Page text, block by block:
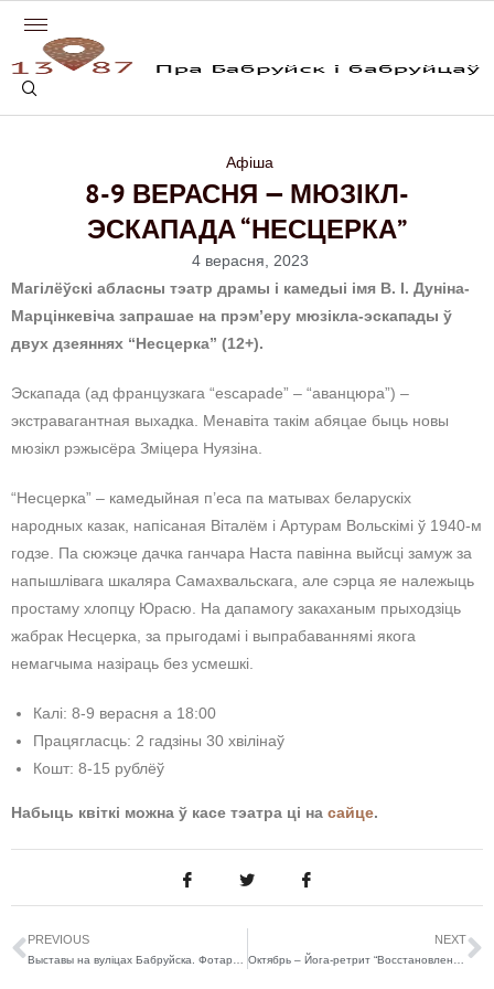
Афіша
8-9 ВЕРАСНЯ — МЮЗІКЛ-
ЭСКАПАДА “НЕСЦЕРКА”
4 верасня, 2023
Магілёўскі абласны тэатр драмы і камедыі імя В. І. Дуніна-
Марцінкевіча запрашае на прэм’еру мюзікла-эскапады ў
двух дзеяннях “Несцерка” (12+).
Эскапада (ад французкага “escapade” – “аванцюра”) –
экстравагантная выхадка. Менавіта такім абяцае быць новы
мюзікл рэжысёра Зміцера Нуязіна.
“Несцерка” – камедыйная п’еса па матывах беларускіх
народных казак, напісаная Віталём і Артурам Вольскімі ў 1940-м
годзе. Па сюжэце дачка ганчара Наста павінна выйсці замуж за
напышлівага шкаляра Самахвальскага, але сэрца яе належыць
простаму хлопцу Юрасю. На дапамогу закаханым прыходзіць
жабрак Несцерка, за прыгодамі і выпрабаваннямі якога
немагчыма назіраць без усмешкі.
Калі: 8-9 верасня а 18:00
Працягласць: 2 гадзіны 30 хвілінаў
Кошт: 8-15 рублёў
Набыць квіткі можна ў касе тэатра ці на сайце.
PREVIOUS NEXT